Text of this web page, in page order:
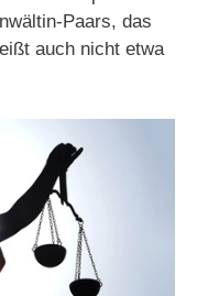
Paars, das
auch nicht etwa